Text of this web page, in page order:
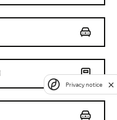
Privacy notice